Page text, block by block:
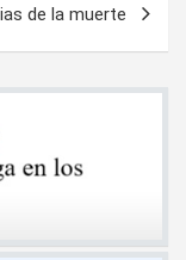
de la muerte